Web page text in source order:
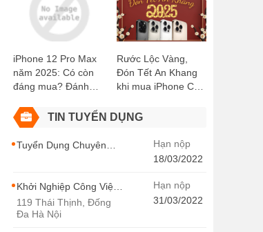
Kiện Miễn Phí!
Didongthongminh
15 Trần Đại Nghĩa
iPhone 12 Pro Max
năm 2025: Có còn
đáng mua? Đánh
Rước Lộc Vàng,
Đón Tết An Khang
khi mua iPhone Cũ
Minh
TIN TUYỂN DỤNG
Tuyển Dụng Chuyên
Hạn nộp
18/03/2022
Khởi Nghiệp Công Việc
Chuyên Viên Tư Vấn
Bán Hàng Di Động
119 Thái Thịnh, Đống
Đa Hà Nội
Hạn nộp
31/03/2022